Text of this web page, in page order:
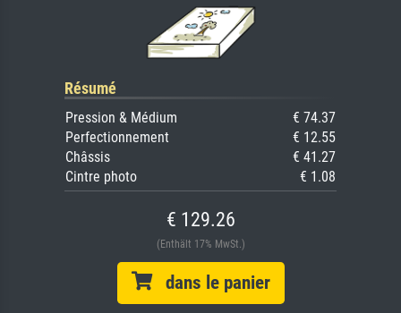
Résumé
Pression & Médium
€ 74.37
Perfectionnement
€ 12.55
Châssis
€ 41.27
Cintre photo
€ 1.08
€ 129.26
(Enthält 17% MwSt.)
dans le panier